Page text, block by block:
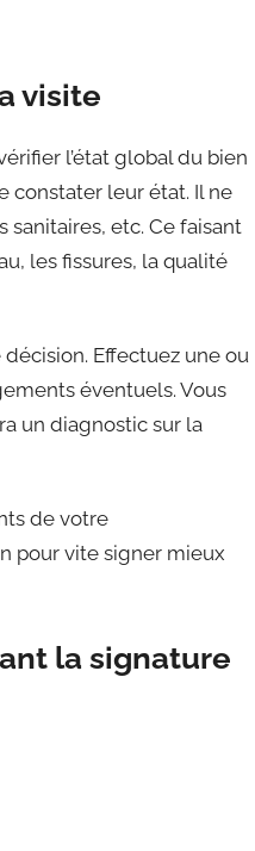
visite
l’état global du bien
constater leur état. Il ne
sanitaires, etc. Ce faisant
les fissures, la qualité
Effectuez une ou
éventuels. Vous
un diagnostic sur la
de votre
pour vite signer mieux
la signature